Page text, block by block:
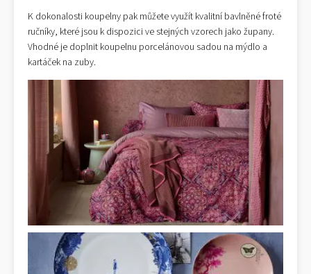
K dokonalosti koupelny pak můžete využít kvalitní bavlněné froté
ručníky, které jsou k dispozici ve stejných vzorech jako župany.
Vhodné je doplnit koupelnu porcelánovou sadou na mýdlo a
kartáček na zuby.